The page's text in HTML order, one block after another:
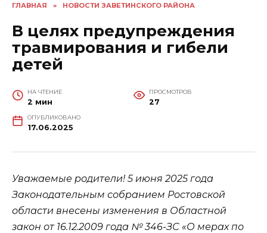
ГЛАВНАЯ » НОВОСТИ ЗАВЕТИНСКОГО РАЙОНА
В целях предупреждения
травмирования и гибели
детей
НА ЧТЕНИЕ
2 мин
ПРОСМОТРОВ
27
ОПУБЛИКОВАНО
17.06.2025
Уважаемые родители! 5 июня 2025 года
Законодательным собранием Ростовской
области внесены изменения в Областной
закон от 16.12.2009 года № 346-ЗС «О мерах по